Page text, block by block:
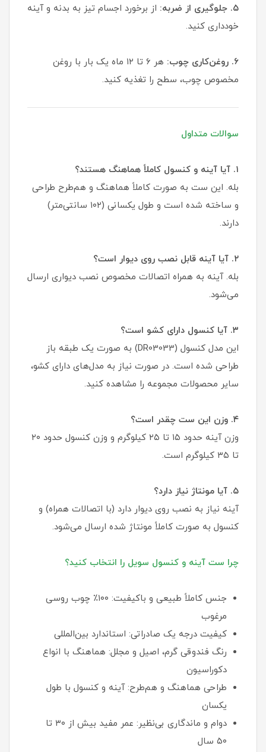
۵. جلوگیری از ضربه:
از برخورد اجسام تیز به بدنه و آینه
خودداری کنید.
۶. روغن‌کاری چوب:
هر ۶ تا ۱۲ ماه یک بار با روغن
مخصوص چوب، سطح را تغذیه کنید.
سوالات متداول
۱. آیا آینه و کنسول کاملاً هماهنگ هستند؟
بله. این ست به صورت کاملاً هماهنگ و هم‌طرح طراحی
و ساخته شده است و طول یکسانی (۱۰۲ سانتی‌متر)
دارند.
۲. آیا آینه قابل نصب روی دیوار است؟
بله. آینه به همراه اتصالات مخصوص نصب دیواری ارسال
می‌شود.
۳. آیا کنسول دارای کشو است؟
این مدل کنسول (DR03033) به صورت یک طبقه باز
طراحی شده است. در صورت نیاز به مدل‌های دارای کشو،
سایر محصولات مجموعه را مشاهده کنید.
۴. وزن این ست چقدر است؟
وزن آینه حدود ۱۵ تا ۲۵ کیلوگرم و وزن کنسول حدود ۲۰
تا ۳۵ کیلوگرم است.
۵. آیا مونتاژ نیاز دارد؟
آینه نیاز به نصب روی دیوار دارد (با اتصالات همراه) و
کنسول به صورت کاملاً مونتاژ شده ارسال می‌شود.
چرا ست آینه و کنسول سویل را انتخاب کنید؟
جنس کاملاً طبیعی و باکیفیت: ۱۰۰٪ چوب روسی
مرغوب
کیفیت درجه یک صادراتی: استاندارد بین‌المللی
رنگ فندوقی گرم، اصیل و مجلل: هماهنگ با انواع
دکوراسیون
طراحی هماهنگ و هم‌طرح: آینه و کنسول با طول
یکسان
دوام و ماندگاری بی‌نظیر: عمر مفید بیش از ۳۰ تا
۵۰ سال